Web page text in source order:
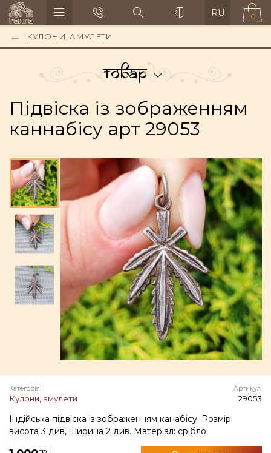
RU 0
КУЛОНИ, АМУЛЕТИ
Товар
Підвіска із зображенням
каннабісу арт 29053
Категорія:
Кулони, амулети
Артикул:
29053
Індійська підвіска із зображенням канабісу. Розмір:
висота 3 див, ширина 2 див. Матеріал: срібло.